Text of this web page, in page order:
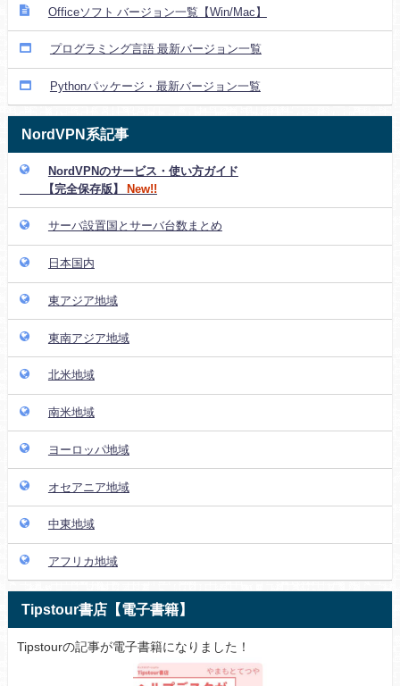
Officeソフト バージョン一覧【Win/Mac】
プログラミング言語 最新バージョン一覧
Pythonパッケージ・最新バージョン一覧
NordVPN系記事
NordVPNのサービス・使い方ガイド
【完全保存版】
New!!
サーバ設置国とサーバ台数まとめ
日本国内
東アジア地域
東南アジア地域
北米地域
南米地域
ヨーロッパ地域
オセアニア地域
中東地域
アフリカ地域
Tipstour書店【電子書籍】
Tipstourの記事が電子書籍になりました！